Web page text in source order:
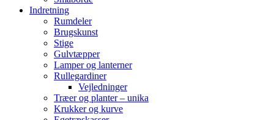
Indretning
Rumdeler
Brugskunst
Stige
Gulvtæpper
Lamper og lanterner
Rullegardiner
Vejledninger
Træer og planter – unika
Krukker og kurve